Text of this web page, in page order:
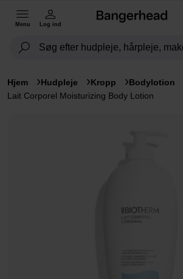
Menu Log ind
Hjem Hudpleje Kropp
Bodylotion
Lait Corporel Moisturizing Body Lotion